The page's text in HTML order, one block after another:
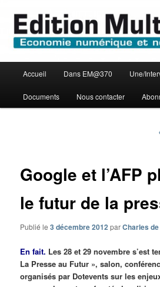
contenu
principalEdition Multimédi@
principal
Accueil Dans EM@370 Une/
Documents Nous contacter
Google et l’AFP
le futur de la
Publié le3 décembre 2012parCharles
En fait. Les 28 et 29 novembre s’est
La Presse au Futur », salon,
organisés par Dotevents sur les